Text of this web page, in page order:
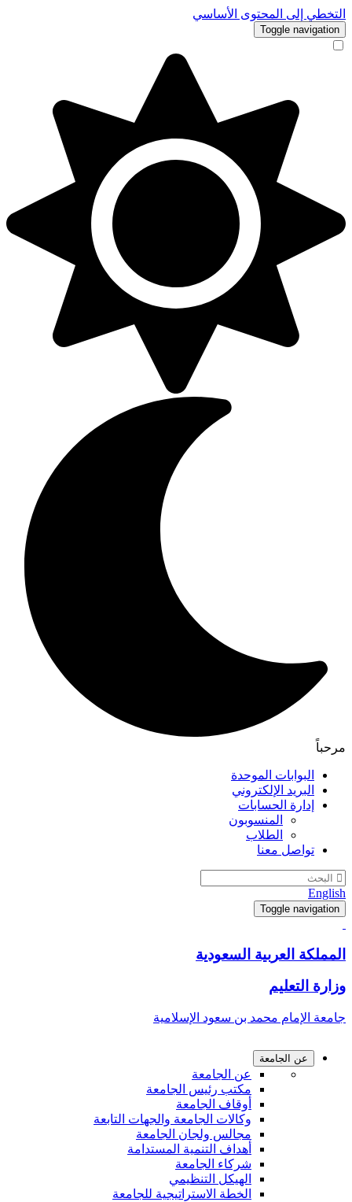
التخطي إلى المحتوى الأساسي
Toggle navigation
مرحباً
البوابات الموحدة
البريد الإلكتروني
إدارة الحسابات
المنسوبون
الطلاب
تواصل معنا
English
Toggle navigation
المملكة العربية السعودية
وزارة التعليم
جامعة الإمام محمد بن سعود الإسلامية
عن الجامعة
عن الجامعة
مكتب رئيس الجامعة
أوقاف الجامعة
وكالات الجامعة والجهات التابعة
مجالس ولجان الجامعة
أهداف التنمية المستدامة
شركاء الجامعة
الهيكل التنظيمي
الخطة الاستراتيجية للجامعة